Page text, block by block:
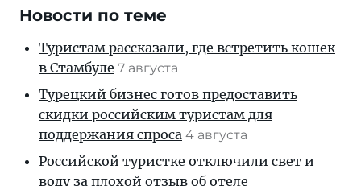
Новости по теме
Туристам рассказали, где встретить кошек
в Стамбуле 7 августа
Турецкий бизнес готов предоставить
скидки российским туристам для
поддержания спроса 4 августа
Российской туристке отключили свет и
воду за плохой отзыв об отеле